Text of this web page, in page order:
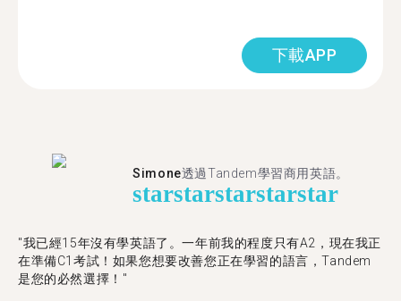
下載APP
Simone透過Tandem學習商用英語。
starstarstarstarstar
"我已經15年沒有學英語了。一年前我的程度只有A2，現在我正
在準備C1考試！如果您想要改善您正在學習的語言，Tandem
是您的必然選擇！"